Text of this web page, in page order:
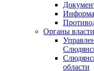
Органы власти
области